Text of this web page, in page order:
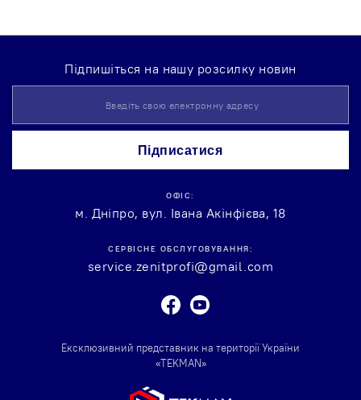
Підпишіться на нашу розсилку новин
на
нашу
новин:
Підписатися
ОФІС:
м. Дніпро, вул. Івана Акінфієва, 18
СЕРВІСНЕ ОБСЛУГОВУВАННЯ:
service.zenitprofi@gmail.com
FacebookYoutube
Ексклюзивний представник на території України
«TEKMAN»